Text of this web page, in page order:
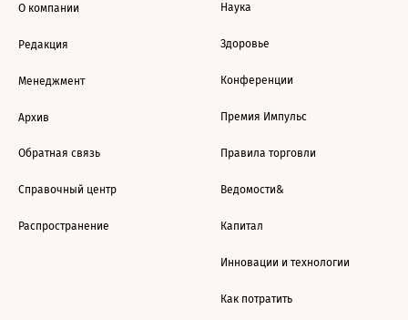
О компании
Редакция
Менеджмент
Архив
Обратная связь
Справочный центр
Распространение
Наука
Здоровье
Конференции
Премия Импульс
Правила торговли
Ведомости&
Капитал
Инновации и технологии
Как потратить